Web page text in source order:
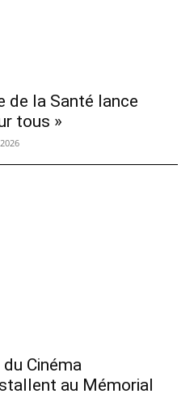
de la Santé lance
tous »
Cinéma
au Mémorial